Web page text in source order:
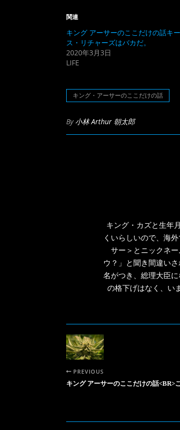
有
(新
し
い
で
開
き
す)
リ
ク
し
(新
し
い
ィ
ン
ウ
関連
キング アーサーのここだけの話キー
ス・リチャーズはバカだ。
2020年3月3日
LIFE
キング・アーサーのここだけの話
By 小林 Arthur 朝太郎
キング・カズと生年
くいらしいので、海
サー＞とニックネ
ウ？」と聞き間違い
名がつき、総理大臣
の格下げはなく、い
PREVIOUS
キング アーサーのここだけの話<BR>